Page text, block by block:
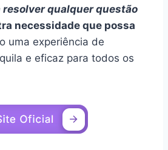
qualquer questão
necessidade que possa
uma experiência de
e eficaz para todos os